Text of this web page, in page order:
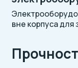
вне корпуса для